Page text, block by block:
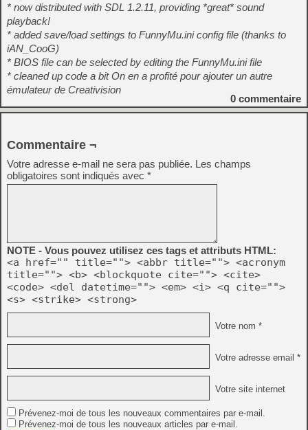
* now distributed with SDL 1.2.11, providing *great* sound
playback!
* added save/load settings to FunnyMu.ini config file (thanks to
iAN_CooG)
* BIOS file can be selected by editing the FunnyMu.ini file
* cleaned up code a bit On en a profité pour ajouter un autre
émulateur de Creativision
0 commentaire
Commentaire ¬
Votre adresse e-mail ne sera pas publiée. Les champs
obligatoires sont indiqués avec *
NOTE - Vous pouvez utilisez ces tags et attributs HTML:
<a href="" title=""> <abbr title=""> <acronym
title=""> <b> <blockquote cite=""> <cite>
<code> <del datetime=""> <em> <i> <q cite="">
<s> <strike> <strong>
Votre nom *
Votre adresse email *
Votre site internet
Prévenez-moi de tous les nouveaux commentaires par e-mail.
Prévenez-moi de tous les nouveaux articles par e-mail.